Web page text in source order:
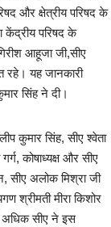
और क्षेत्रीय परिषद के
केंद्रीय परिषद के
आहूजा जी,सीए
रहे। यह जानकारी
सिंह ने दी।
कुमार सिंह, सीए श्वेता
कोषाध्यक्ष और सीए
सीए अलोक मिश्रा जी
श्रीमती मीरा किशोर
अधिक सीए ने इस